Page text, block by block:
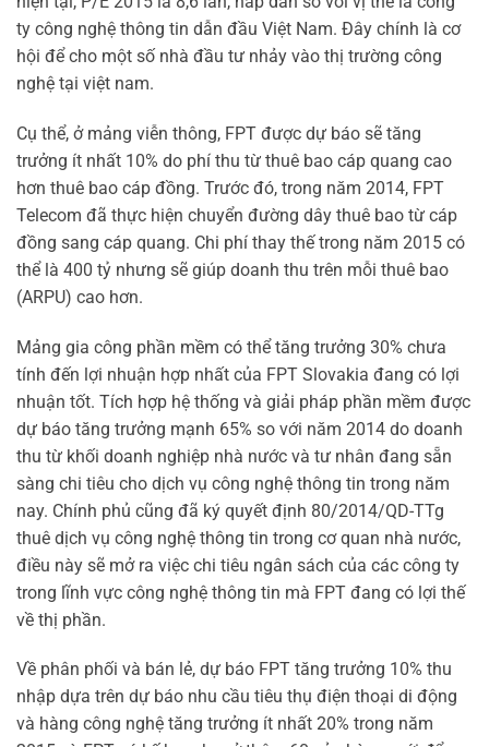
ty công nghệ thông tin dẫn đầu Việt Nam. Đây chính là cơ
hội để cho một số nhà đầu tư nhảy vào thị trường công
nghệ tại việt nam.
Cụ thể, ở mảng viễn thông, FPT được dự báo sẽ tăng
trưởng ít nhất 10% do phí thu từ thuê bao cáp quang cao
hơn thuê bao cáp đồng. Trước đó, trong năm 2014, FPT
Telecom đã thực hiện chuyển đường dây thuê bao từ cáp
đồng sang cáp quang. Chi phí thay thế trong năm 2015 có
thể là 400 tỷ nhưng sẽ giúp doanh thu trên mỗi thuê bao
(ARPU) cao hơn.
Mảng gia công phần mềm có thể tăng trưởng 30% chưa
tính đến lợi nhuận hợp nhất của FPT Slovakia đang có lợi
nhuận tốt. Tích hợp hệ thống và giải pháp phần mềm được
dự báo tăng trưởng mạnh 65% so với năm 2014 do doanh
thu từ khối doanh nghiệp nhà nước và tư nhân đang sẵn
sàng chi tiêu cho dịch vụ công nghệ thông tin trong năm
nay. Chính phủ cũng đã ký quyết định 80/2014/QD-TTg
thuê dịch vụ công nghệ thông tin trong cơ quan nhà nước,
điều này sẽ mở ra việc chi tiêu ngân sách của các công ty
trong lĩnh vực công nghệ thông tin mà FPT đang có lợi thế
về thị phần.
Về phân phối và bán lẻ, dự báo FPT tăng trưởng 10% thu
nhập dựa trên dự báo nhu cầu tiêu thụ điện thoại di động
và hàng công nghệ tăng trưởng ít nhất 20% trong năm